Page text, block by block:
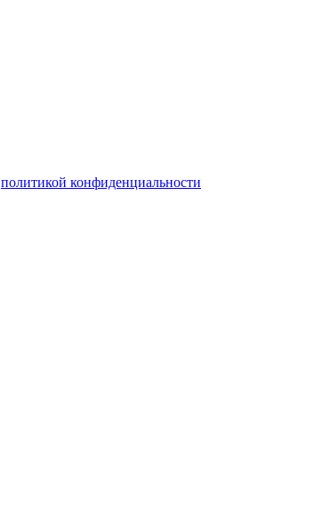
политикой конфиденциальности